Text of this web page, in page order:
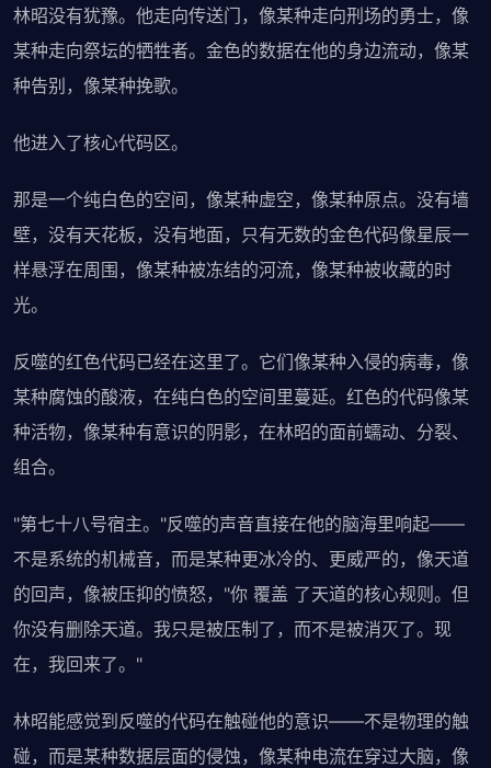
林昭没有犹豫。他走向传送门，像某种走向刑场的勇士，像
某种走向祭坛的牺牲者。金色的数据在他的身边流动，像某
种告别，像某种挽歌。
他进入了核心代码区。
那是一个纯白色的空间，像某种虚空，像某种原点。没有墙
壁，没有天花板，没有地面，只有无数的金色代码像星辰一
样悬浮在周围，像某种被冻结的河流，像某种被收藏的时
光。
反噬的红色代码已经在这里了。它们像某种入侵的病毒，像
某种腐蚀的酸液，在纯白色的空间里蔓延。红色的代码像某
种活物，像某种有意识的阴影，在林昭的面前蠕动、分裂、
组合。
"第七十八号宿主。"反噬的声音直接在他的脑海里响起——
不是系统的机械音，而是某种更冰冷的、更威严的，像天道
的回声，像被压抑的愤怒，"你 覆盖 了天道的核心规则。但
你没有删除天道。我只是被压制了，而不是被消灭了。现
在，我回来了。"
林昭能感觉到反噬的代码在触碰他的意识——不是物理的触
碰，而是某种数据层面的侵蚀，像某种电流在穿过大脑，像